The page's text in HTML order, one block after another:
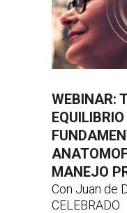
WEBINAR:
EQUILIBRIO
MANEJO
Con Juan de
CELEBRADO